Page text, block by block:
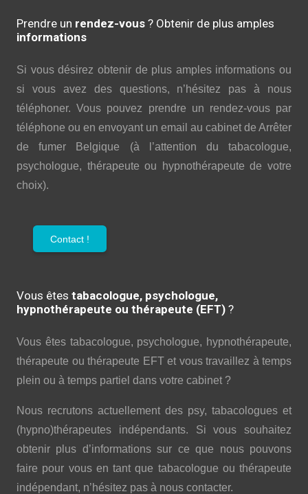
Prendre un rendez-vous ? Obtenir de plus amples
informations
Si vous désirez obtenir de plus amples informations ou
si vous avez des questions, n’hésitez pas à nous
téléphoner. Vous pouvez prendre un rendez-vous par
téléphone ou en envoyant un email au cabinet de Arrêter
de fumer Belgique (à l’attention du tabacologue,
psychologue, thérapeute ou hypnothérapeute de votre
choix).
Contact !
Vous êtes tabacologue, psychologue,
hypnothérapeute ou thérapeute (EFT) ?
Vous êtes tabacologue, psychologue, hypnothérapeute,
thérapeute ou thérapeute EFT et vous travaillez à temps
plein ou à temps partiel dans votre cabinet ?
Nous recrutons actuellement des psy, tabacologues et
(hypno)thérapeutes indépendants. Si vous souhaitez
obtenir plus d’informations sur ce que nous pouvons
faire pour vous en tant que tabacologue ou thérapeute
indépendant, n’hésitez pas à nous contacter.